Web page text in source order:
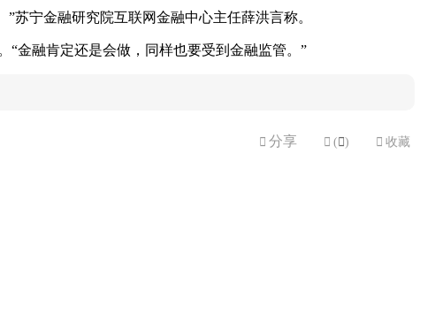
苏宁金融研究院互联网金融中心主任薛洪言称。
“金融肯定还是会做，同样也要受到金融监管。”
 分享  ( )  收藏